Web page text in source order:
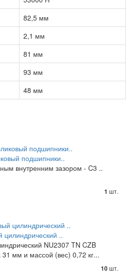
82,5 мм
2,1 мм
81 мм
93 мм
48 мм
подшипники..
внутренним зазором - C3 ..
1 шт.
..
NU2307 TN CZB
мм и массой (вес) 0,72 кг...
10шт.